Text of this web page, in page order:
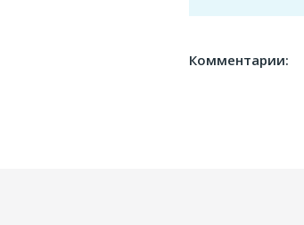
Комментарии: